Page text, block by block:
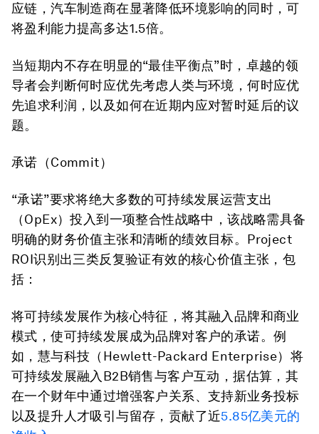
应链，汽车制造商在显著降低环境影响的同时，可
将盈利能力提高多达1.5倍。
当短期内不存在明显的“最佳平衡点”时，卓越的领
导者会判断何时应优先考虑人类与环境，何时应优
先追求利润，以及如何在近期内应对暂时延后的议
题。
承诺（Commit）
“承诺”要求将绝大多数的可持续发展运营支出
（OpEx）投入到一项整合性战略中，该战略需具备
明确的财务价值主张和清晰的绩效目标。Project
ROI识别出三类反复验证有效的核心价值主张，包
括：
将可持续发展作为核心特征，将其融入品牌和商业
模式，使可持续发展成为品牌对客户的承诺。例
如，慧与科技（Hewlett-Packard Enterprise）将
可持续发展融入B2B销售与客户互动，据估算，其
在一个财年中通过增强客户关系、支持新业务投标
以及提升人才吸引与留存，贡献了近5.85亿美元的